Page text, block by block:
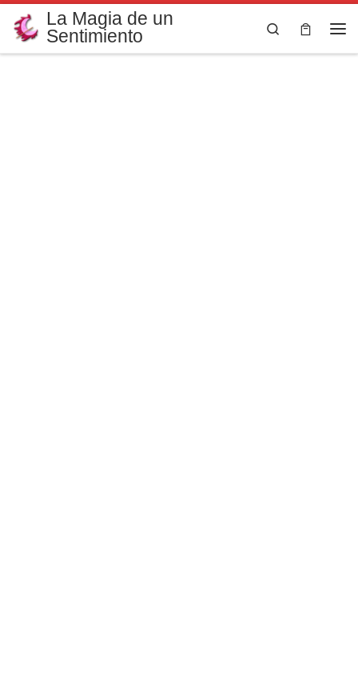
Saltar al contenido
La Magia de un
Sentimiento
Search